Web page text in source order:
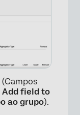
(Campos
Add field to
ao grupo).